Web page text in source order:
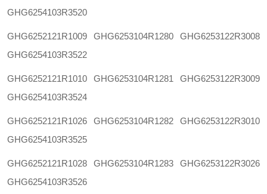
GHG6254103R3520
GHG6252121R1009 GHG6253104R1280
GHG6253122R3008
GHG6254103R3522
GHG6252121R1010 GHG6253104R1281
GHG6253122R3009
GHG6254103R3524
GHG6252121R1026 GHG6253104R1282
GHG6253122R3010
GHG6254103R3525
GHG6252121R1028 GHG6253104R1283
GHG6253122R3026
GHG6254103R3526